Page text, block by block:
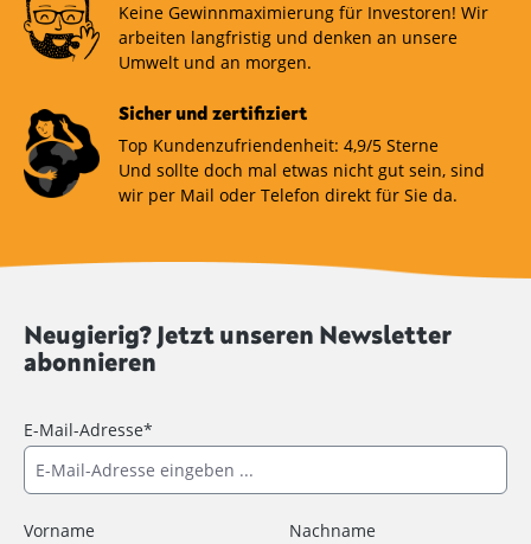
Keine Gewinnmaximierung für Investoren! Wir
arbeiten langfristig und denken an unsere
Umwelt und an morgen.
Sicher und zertifiziert
Top Kundenzufriendenheit: 4,9/5 Sterne
Und sollte doch mal etwas nicht gut sein, sind
wir per Mail oder Telefon direkt für Sie da.
Neugierig? Jetzt unseren Newsletter
abonnieren
E-Mail-Adresse*
Vorname Nachname